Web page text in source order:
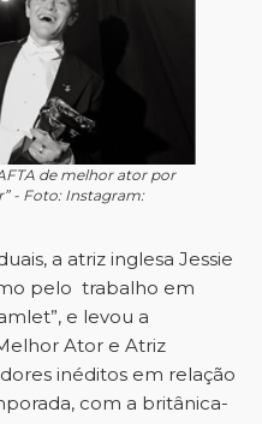
de melhor ator por
- Foto: Instagram:
a atriz inglesa Jessie
pelo  trabalho em
e levou a
Ator e Atriz
inéditos em relação
com a britânica-